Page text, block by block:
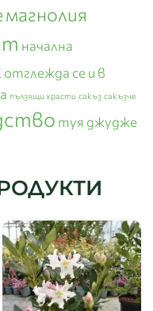
магнолия
начална
отглежда се и в
пълзящи храсти сакъз сакъзче
туя джудже